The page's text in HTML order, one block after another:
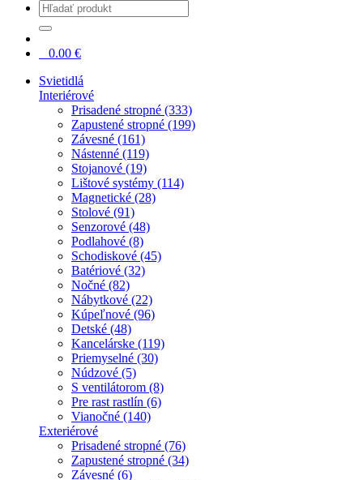
0.00 €
Svietidlá
Interiérové
Prisadené stropné (333)
Zapustené stropné (199)
Závesné (161)
Nástenné (119)
Stojanové (19)
Lištové systémy (114)
Magnetické (28)
Stolové (91)
Senzorové (48)
Podlahové (8)
Schodiskové (45)
Batériové (32)
Nočné (82)
Nábytkové (22)
Kúpeľnové (96)
Detské (48)
Kancelárske (119)
Priemyselné (30)
Núdzové (5)
S ventilátorom (8)
Pre rast rastlín (6)
Vianočné (140)
Exteriérové
Prisadené stropné (76)
Zapustené stropné (34)
Závesné (6)